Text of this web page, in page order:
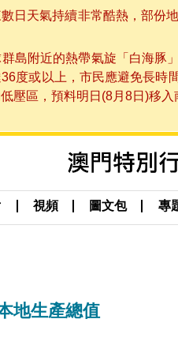
日天氣持續非常酷熱，部份
島附近的熱帶氣旋「白海豚
度或以上，市民應避免長時
壓區，預料明日(8月8日)移
視頻 圖文包 專
地生產總值